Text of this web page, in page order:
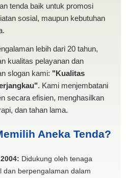
tenda baik untuk promosi
sosial, maupun kebutuhan
lebih dari 20 tahun,
kualitas pelayanan dan
slogan kami: "Kualitas
. Kami menjembatani
secara efisien, menghasilkan
dan tahan lama.
Aneka Tenda?
Didukung oleh tenaga
dan berpengalaman dalam